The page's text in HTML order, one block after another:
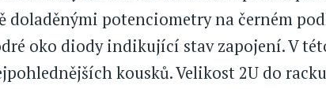
doladěnými potenciometry na černém
oko diody indikující stav zapojení. V
kousků. Velikost 2U do